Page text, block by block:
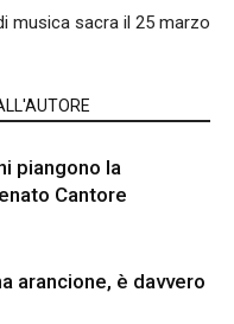
musica sacra il 25 marzo
piangono la
Cantore
arancione, è davvero